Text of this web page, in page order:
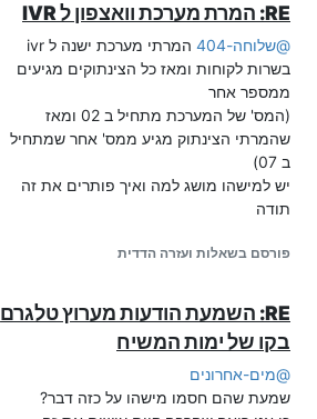
RE: המרת מערכת וואצפון ל IVR
@שלוחה-404
המרתי מערכת ישנה ל ivr
בשרות לקוחות ומאז כל הצינתוקים מגיעים
ממספר אחר
(המס' של המערכת מתחיל ב 02 ומאז
שהמרתי הצינתוק מגיע ממס' אחר שמתחיל
ב 07)
יש למישהו מושג למה ואיך פותרים את זה
תודה
פורסם בשאלות ועזרה הדדית
RE: השמעת הודעות מערוץ טלגרם
בקו של ימות המשיח
@מים-אחרונים
שמעת שהם חסמו מישהו על כזה דבר?